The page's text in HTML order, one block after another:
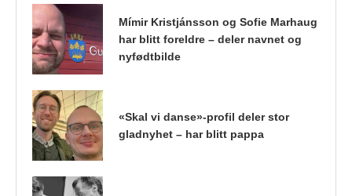
Mímir Kristjánsson og Sofie Marhaug
har blitt foreldre – deler navnet og
nyfødtbilde
«Skal vi danse»-profil deler stor
gladnyhet – har blitt pappa